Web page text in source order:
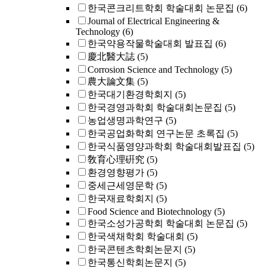
한국콘크리트학회 학술대회 논문집 (6)
Journal of Electrical Engineering &
Technology (6)
한국약용작물학술대회 발표집 (6)
慶北醫大誌 (5)
Corrosion Science and Technology (5)
農大論文集 (5)
한국대기환경학회지 (5)
한국경영과학회 학술대회논문집 (5)
농업생명과학연구 (5)
한국공업화학회 연구논문 초록집 (5)
한국식품영양과학회 학술대회발표집 (5)
敎育心理硏究 (5)
환경영향평가 (5)
중세근세영문학 (5)
한국재료학회지 (5)
Food Science and Biotechnology (5)
한국소성가공학회 학술대회 논문집 (5)
한국색채학회 학술대회 (5)
한국콘텐츠학회논문지 (5)
한국통신학회논문지 (5)